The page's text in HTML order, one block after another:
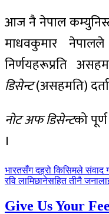
आज नै नेपाल कम्युनिस्ट
माधवक‍ुमार
निर्णयहरूप्रति
डिसेन्ट(असहमति)
नोट अफ डिसेन्टको
।
पछिल्लाे
-
भारतसँग दह्रो किसिमले संवाद
अघिल्लाे
रवि लामिछानेसहित तीनै
Give Us Your